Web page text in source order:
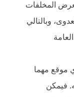
المخلفات
وبالتالي
لأي موقع مهما
فيمكن